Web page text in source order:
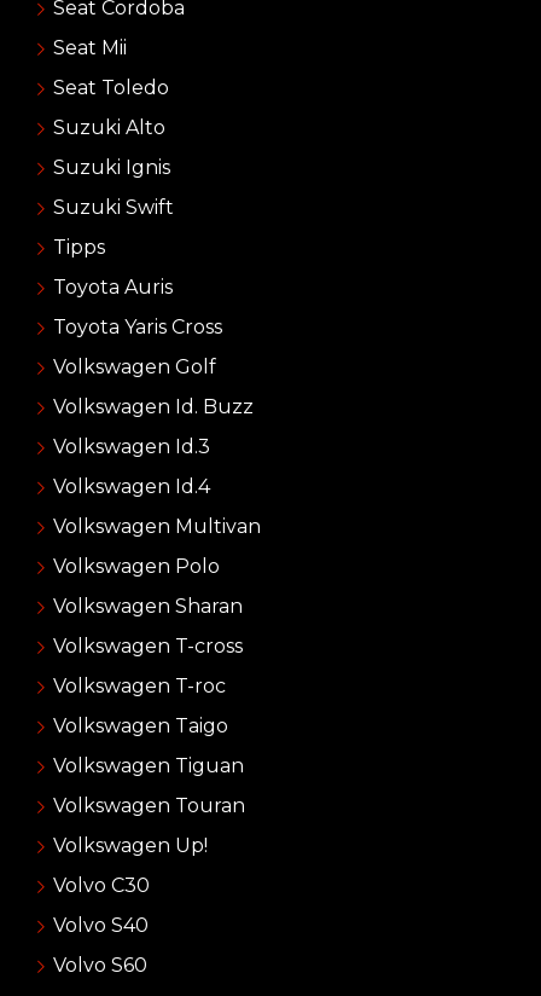
Seat Cordoba
Seat Mii
Seat Toledo
Suzuki Alto
Suzuki Ignis
Suzuki Swift
Tipps
Toyota Auris
Toyota Yaris Cross
Volkswagen Golf
Volkswagen Id. Buzz
Volkswagen Id.3
Volkswagen Id.4
Volkswagen Multivan
Volkswagen Polo
Volkswagen Sharan
Volkswagen T-cross
Volkswagen T-roc
Volkswagen Taigo
Volkswagen Tiguan
Volkswagen Touran
Volkswagen Up!
Volvo C30
Volvo S40
Volvo S60